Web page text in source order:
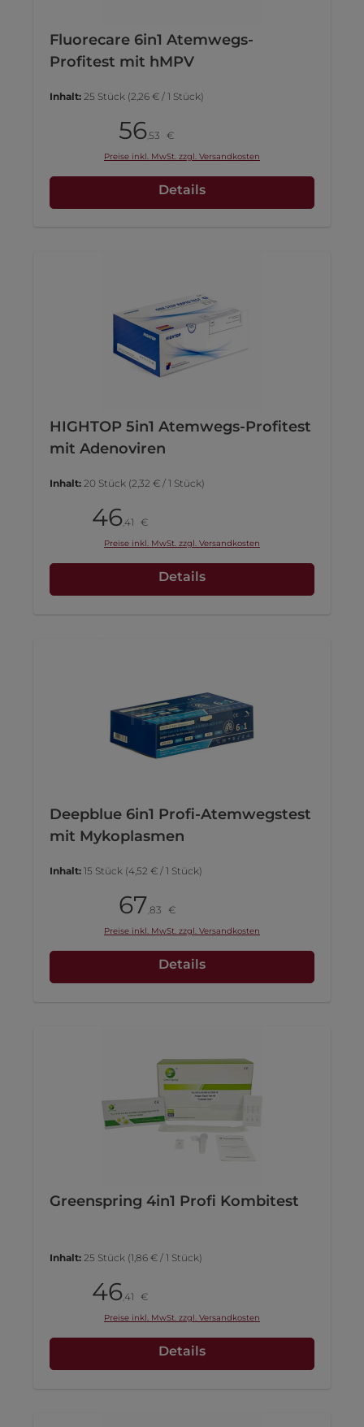
Fluorecare 6in1 Atemwegs-
Profitest mit hMPV
Inhalt: 25 Stück (2,26 € / 1 Stück)
56 53 €
Preise inkl. MwSt. zzgl. Versandkosten
Details
HIGHTOP 5in1 Atemwegs-Profitest
mit Adenoviren
Inhalt: 20 Stück (2,32 € / 1 Stück)
46,41 €
Preise inkl. MwSt. zzgl. Versandkosten
Details
Deepblue 6in1 Profi-Atemwegstest
mit Mykoplasmen
Inhalt: 15 Stück (4,52 € / 1 Stück)
67,83 €
Preise inkl. MwSt. zzgl. Versandkosten
Details
Greenspring 4in1 Profi Kombitest
Inhalt: 25 Stück (1,86 € / 1 Stück)
46,41 €
Preise inkl. MwSt. zzgl. Versandkosten
Details